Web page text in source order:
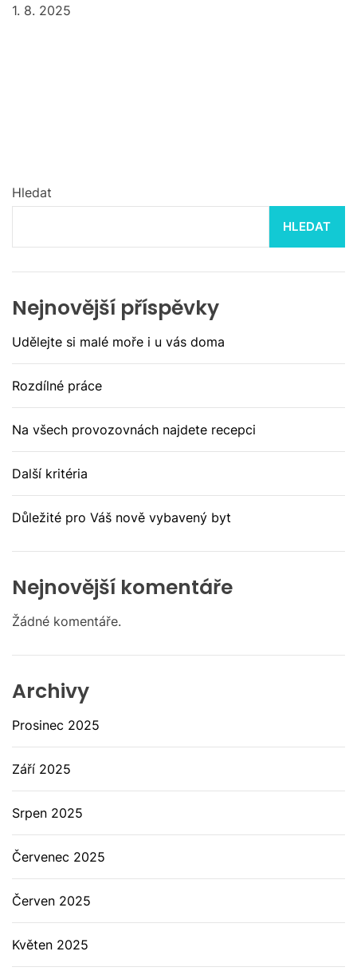
1. 8. 2025
Hledat
HLEDAT
Nejnovější příspěvky
Udělejte si malé moře i u vás doma
Rozdílné práce
Na všech provozovnách najdete recepci
Další kritéria
Důležité pro Váš nově vybavený byt
Nejnovější komentáře
Žádné komentáře.
Archivy
Prosinec 2025
Září 2025
Srpen 2025
Červenec 2025
Červen 2025
Květen 2025